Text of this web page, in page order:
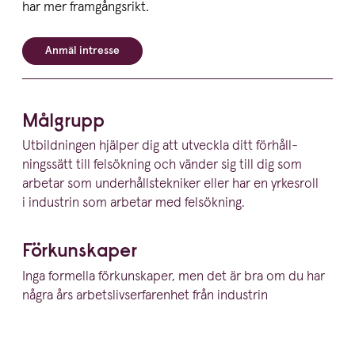
har mer framgångsrikt.
Anmäl intresse
Målgrupp
Utbild­ningen hjälper dig att utveckla ditt förhåll­
ningssätt till felsökning och vänder sig till dig som
arbetar som under­hålls­tek­niker eller har en yrkesroll
i industrin som arbetar med felsökning.
Förkun­skaper
Inga formella förkun­skaper, men det är bra om du har
några års arbets­livs­er­fa­renhet från industrin